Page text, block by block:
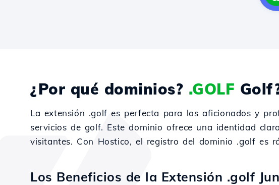
¿Por qué dominios? .GOLF
La extensión .golf es perfecta para los aficionados y
servicios de golf. Este dominio ofrece una identidad
visitantes. Con Hostico, el registro del dominio .golf es
Los Beneficios de la Extensión .golf